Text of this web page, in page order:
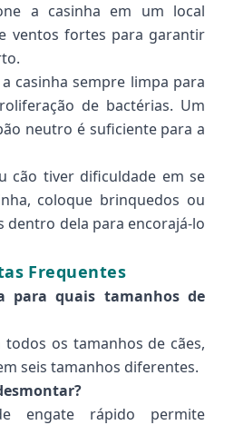
a casinha em um local
ventos fortes para garantir
casinha sempre limpa para
de bactérias. Um
neutro é suficiente para a
cão tiver dificuldade em se
coloque brinquedos ou
dentro dela para encorajá-lo
Frequentes
para quais tamanhos de
todos os tamanhos de cães,
seis tamanhos diferentes.
engate rápido permite